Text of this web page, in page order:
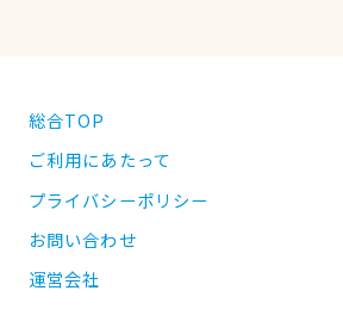
総合TOP
ご利用にあたって
プライバシーポリシー
お問い合わせ
運営会社